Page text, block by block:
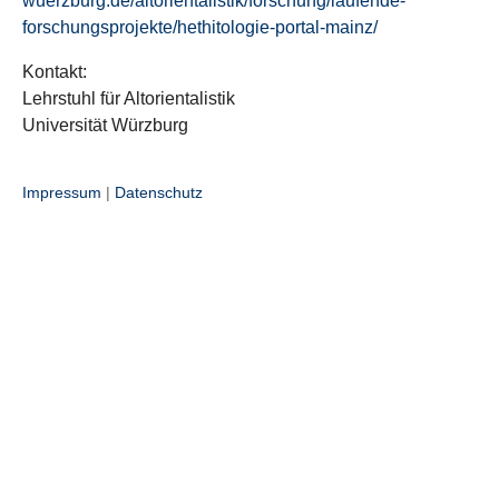
forschungsprojekte/hethitologie-portal-mainz/
Kontakt:
Lehrstuhl für Altorientalistik
Universität Würzburg
Impressum | Datenschutz